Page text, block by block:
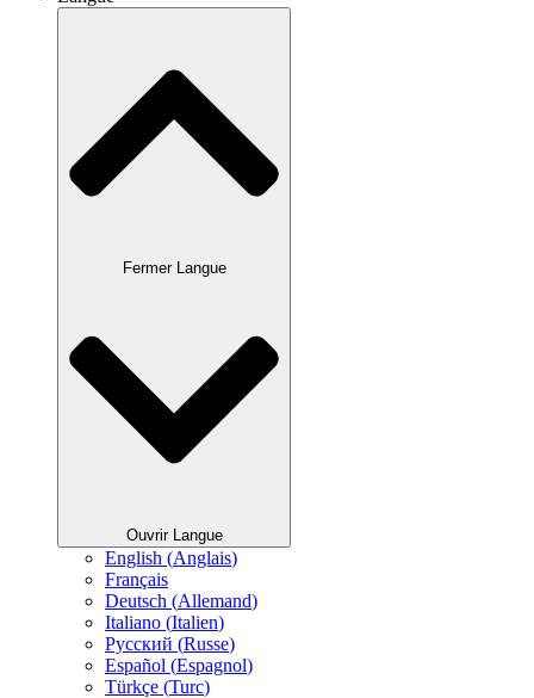
Fermer Langue
Ouvrir Langue
English (Anglais)
Français
Deutsch (Allemand)
Italiano (Italien)
Русский (Russe)
Español (Espagnol)
Türkçe (Turc)